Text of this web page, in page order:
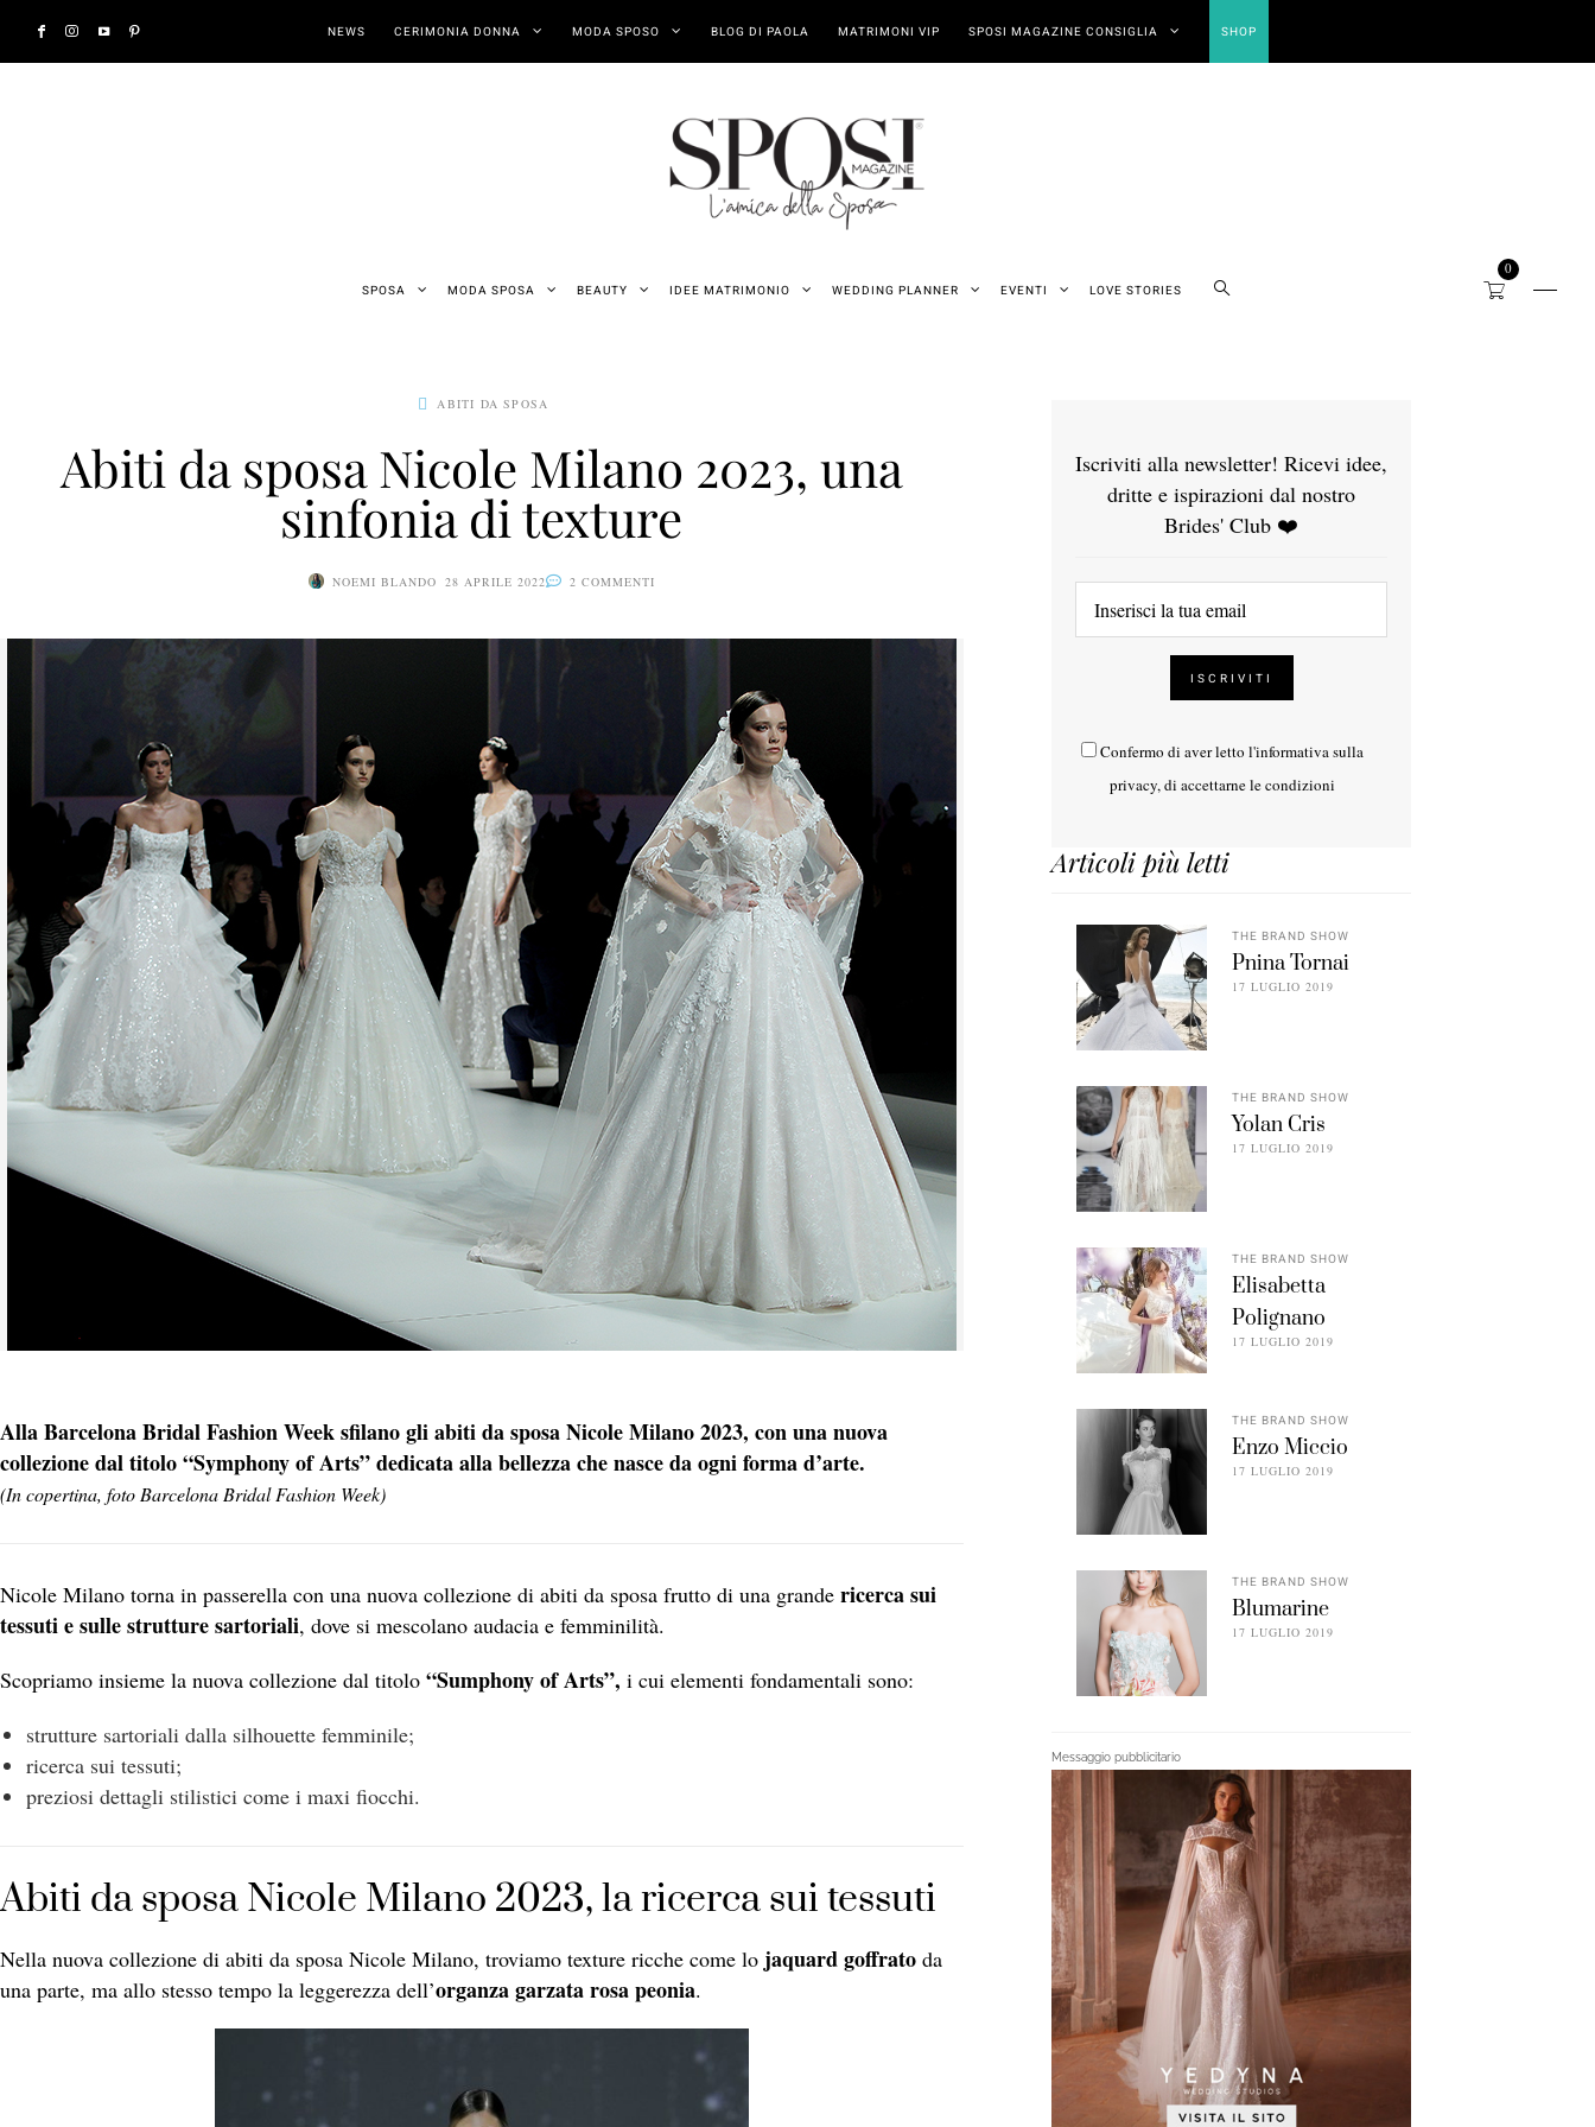
NEWS CERIMONIA DONNA MODA SPOSO BLOG DI PAOLA MATRIMONI VIP SPOSI MAGAZINE CONSIGLIA SHOP
SPOSA MODA SPOSA BEAUTY IDEE MATRIMONIO WEDDING PLANNER EVENTI LOVE STORIES
0
ABITI DA SPOSA
Abiti da sposa Nicole Milano 2023, una
sinfonia di texture
NOEMI BLANDO 28 APRILE 2022 2 COMMENTI
Alla Barcelona Bridal Fashion Week sfilano gli abiti da sposa Nicole Milano 2023, con una nuova
collezione dal titolo “Symphony of Arts” dedicata alla bellezza che nasce da ogni forma d’arte.
(In copertina, foto Barcelona Bridal Fashion Week)
Nicole Milano torna in passerella con una nuova collezione di abiti da sposa frutto di una grande ricerca sui
tessuti e sulle strutture sartoriali, dove si mescolano audacia e femminilità.
Scopriamo insieme la nuova collezione dal titolo “Sumphony of Arts”, i cui elementi fondamentali sono:
strutture sartoriali dalla silhouette femminile;
ricerca sui tessuti;
preziosi dettagli stilistici come i maxi fiocchi.
Abiti da sposa Nicole Milano 2023, la ricerca sui tessuti
Nella nuova collezione di abiti da sposa Nicole Milano, troviamo texture ricche come lo jaquard goffrato da
una parte, ma allo stesso tempo la leggerezza dell’organza garzata rosa peonia.
Iscriviti alla newsletter! Ricevi idee,
dritte e ispirazioni dal nostro
Brides' Club ❤️
Confermo di aver letto l'informativa sulla
privacy, di accettarne le condizioni
Articoli più letti
THE BRAND SHOW
Pnina Tornai
17 LUGLIO 2019
THE BRAND SHOW
Yolan Cris
17 LUGLIO 2019
THE BRAND SHOW
Elisabetta
Polignano
17 LUGLIO 2019
THE BRAND SHOW
Enzo Miccio
17 LUGLIO 2019
THE BRAND SHOW
Blumarine
17 LUGLIO 2019
Messaggio pubblicitario